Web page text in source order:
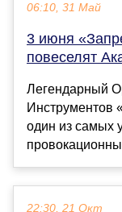
06:10, 31 Май
3 июня
повеселят
Легендарный
Инструментов
один из самых
22:30, 21 Окт